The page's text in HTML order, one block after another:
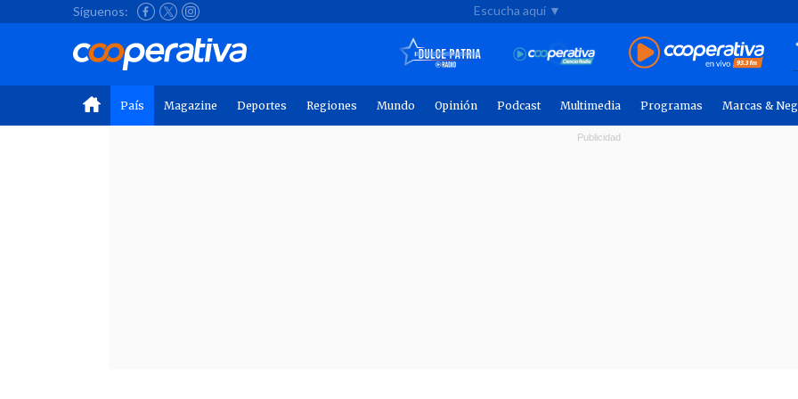
Síguenos: Escucha aquí ▼
País Magazine Deportes Regiones Mundo Opinión Podcast Multimedia Programas Marcas &